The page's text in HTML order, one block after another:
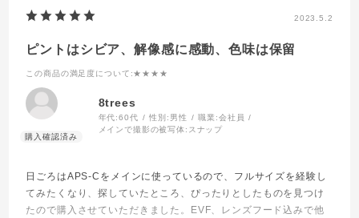
2023.5.2
ピントはシビア、解像感に感動、色味は保留
この商品の満足度について :★★★★
8trees
年代:60代 性別: 男性 職業:会社員
メインで撮影の被写体: スナップ
日ごろはAPS-Cをメインに使っているので、フルサイズを経験し
てみたくなり、探していたところ、ぴったりとしたものを見つけ
たので購入させていただきました。EVF、レンズフード込みで他